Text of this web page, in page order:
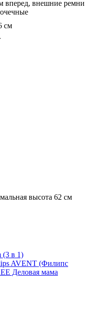
вперед, внешние ремни
см
высота 62 см
(3 в 1)
AVENT (Филипс
Деловая мама